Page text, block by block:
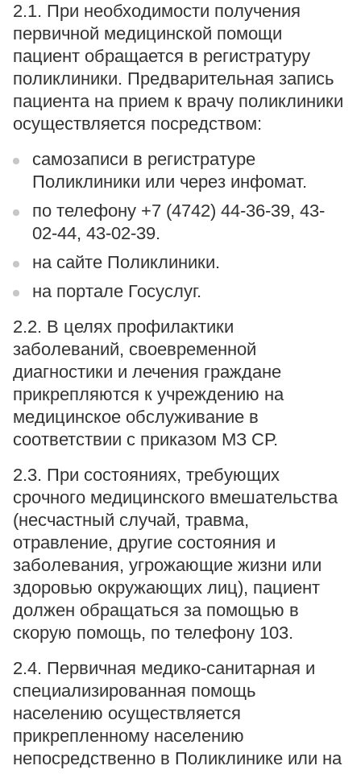
2.1. При необходимости получения
первичной медицинской помощи
пациент обращается в регистратуру
поликлиники. Предварительная запись
пациента на прием к врачу поликлиники
осуществляется посредством:
самозаписи в регистратуре
Поликлиники или через инфомат.
по телефону +7 (4742) 44-36-39, 43-
02-44, 43-02-39.
на сайте Поликлиники.
на портале Госуслуг.
2.2. В целях профилактики
заболеваний, своевременной
диагностики и лечения граждане
прикрепляются к учреждению на
медицинское обслуживание в
соответствии с приказом МЗ СР.
2.3. При состояниях, требующих
срочного медицинского вмешательства
(несчастный случай, травма,
отравление, другие состояния и
заболевания, угрожающие жизни или
здоровью окружающих лиц), пациент
должен обращаться за помощью в
скорую помощь, по телефону 103.
2.4. Первичная медико-санитарная и
специализированная помощь
населению осуществляется
прикрепленному населению
непосредственно в Поликлинике или на